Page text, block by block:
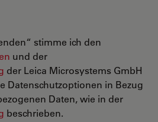
stimme ich den
und der
der Leica Microsystems GmbH
Datenschutzoptionen in Bezug
Daten, wie in der
beschrieben.